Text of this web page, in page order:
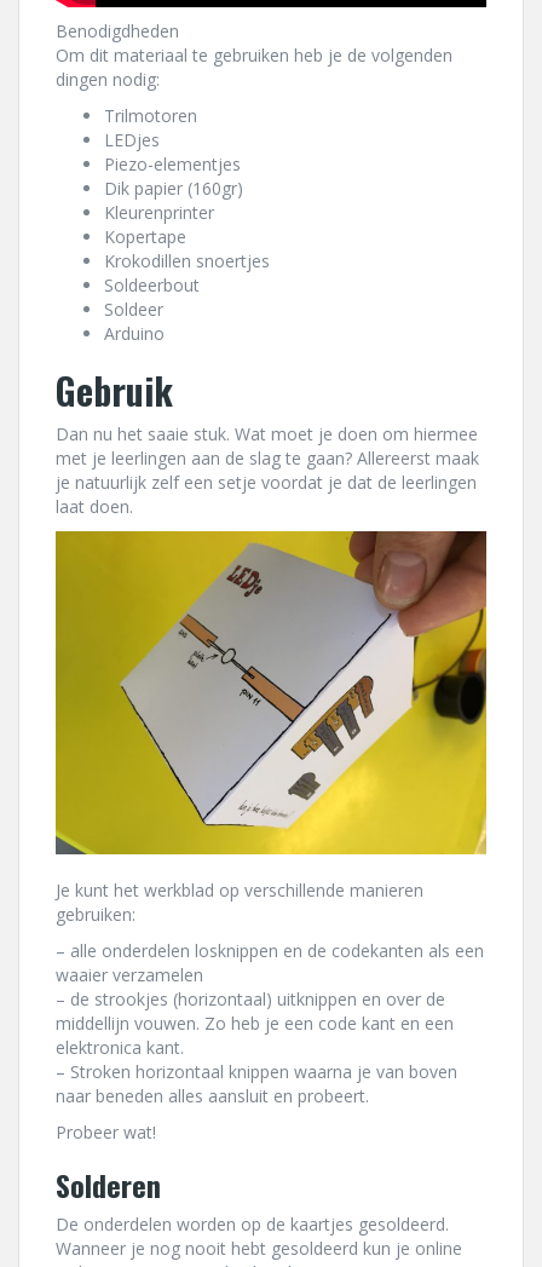
Benodigdheden
Om dit materiaal te gebruiken heb je de volgenden
dingen nodig:
Trilmotoren
LEDjes
Piezo-elementjes
Dik papier (160gr)
Kleurenprinter
Kopertape
Krokodillen snoertjes
Soldeerbout
Soldeer
Arduino
Gebruik
Dan nu het saaie stuk. Wat moet je doen om hiermee
met je leerlingen aan de slag te gaan? Allereerst maak
je natuurlijk zelf een setje voordat je dat de leerlingen
laat doen.
Je kunt het werkblad op verschillende manieren
gebruiken:
– alle onderdelen losknippen en de codekanten als een
waaier verzamelen
– de strookjes (horizontaal) uitknippen en over de
middellijn vouwen. Zo heb je een code kant en een
elektronica kant.
– Stroken horizontaal knippen waarna je van boven
naar beneden alles aansluit en probeert.
Probeer wat!
Solderen
De onderdelen worden op de kaartjes gesoldeerd.
Wanneer je nog nooit hebt gesoldeerd kun je online